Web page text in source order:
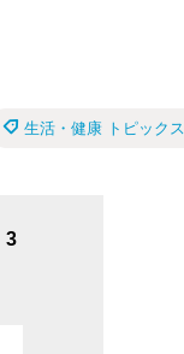
生活・健康 トピックス
3